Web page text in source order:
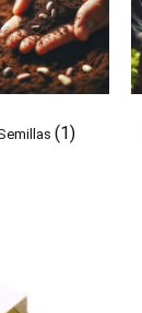
(1)